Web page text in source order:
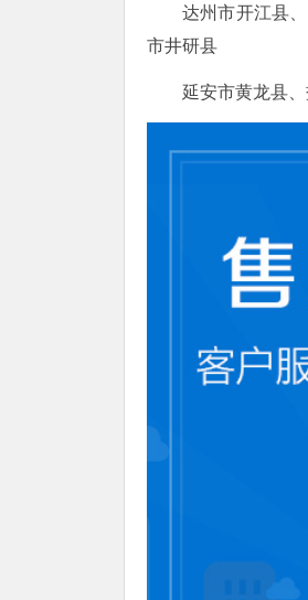
达州市开江县
市井研县
延安市黄龙县